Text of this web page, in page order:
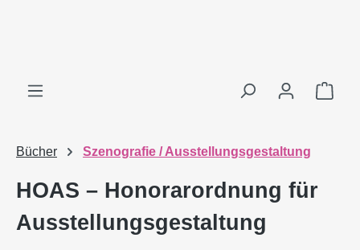
Bücher Szenografie / Ausstellungsgestaltung
HOAS – Honorarordnung für
Ausstellungsgestaltung